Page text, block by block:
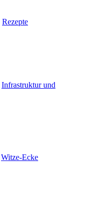
Rezepte
Infrastruktur und
Witze-Ecke